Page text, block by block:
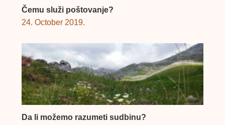
Čemu služi poštovanje?
24. October 2019.
Da li možemo razumeti sudbinu?